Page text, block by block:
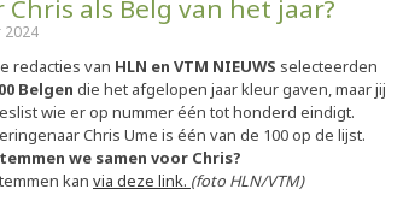
Chris als Belg van het jaar?
2024
redacties van HLN en VTM NIEUWS selecteerden
Belgen die het afgelopen jaar kleur gaven, maar jij
wie er op nummer één tot honderd eindigt.
Chris Ume is één van de 100 op de lijst.
we samen voor Chris?
kan via deze link. (foto HLN/VTM)